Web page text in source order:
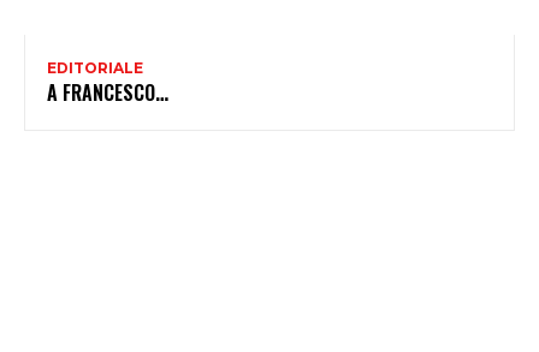
EDITORIALE
A FRANCESCO…